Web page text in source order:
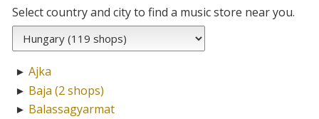
Select country and city to find a music store near you.
► Ajka
► Baja (2 shops)
► Balassagyarmat